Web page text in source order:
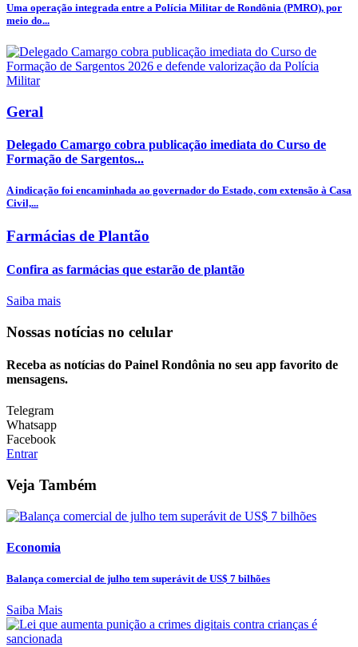
Uma operação integrada entre a Polícia Militar de Rondônia (PMRO), por
meio do...
Geral
Delegado Camargo cobra publicação imediata do Curso de
Formação de Sargentos...
A indicação foi encaminhada ao governador do Estado, com extensão à Casa
Civil,...
Farmácias de Plantão
Confira as farmácias que estarão de plantão
Saiba mais
Nossas notícias no celular
Receba as notícias do Painel Rondônia no seu app favorito de
mensagens.
Telegram
Whatsapp
Facebook
Entrar
Veja Também
Economia
Balança comercial de julho tem superávit de US$ 7 bilhões
Saiba Mais